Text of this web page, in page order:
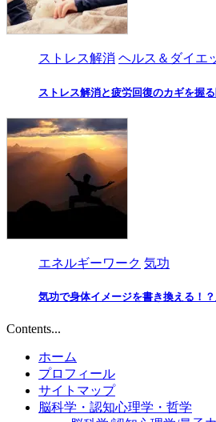
ストレス解消 ヘルス＆ダイエ
ストレス解消と疲労回復のカギを握
エネルギーワーク 気功
気功で身体イメージを書き換える！
Contents...
ホーム
プロフィール
サイトマップ
脳科学・認知心理学・哲学